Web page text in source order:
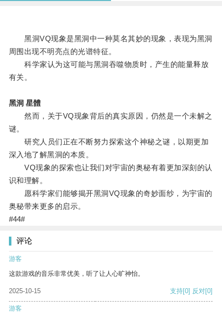
黑洞VQ现象是黑洞中一种莫名其妙的现象，表现为黑洞
周围出现不明亮点的光谱特征。
科学家认为这可能与黑洞吞噬物质时，产生的能量释放
有关。
黑洞 星體
然而，关于VQ现象背后的真实原因，仍然是一个未解之
谜。
研究人员们正在不断努力探索这个神秘之谜，以期更加
深入地了解黑洞的本质。
VQ现象的探索也让我们对宇宙的奥秘有着更加深刻的认
识和理解。
愿科学家们能够揭开黑洞VQ现象的奇妙面纱，为宇宙的
奥秘带来更多的启示。
#44#
评论
游客
这款游戏的音乐非常优美，听了让人心旷神怡。
2025-10-15 支持[0] 反对[0]
游客